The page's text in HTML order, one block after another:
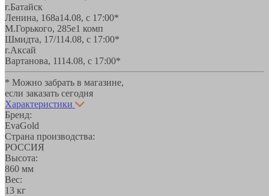
г.Батайск
Ленина, 168а14.08, с 17:00*
М.Горького, 285е1 комп
Шмидта, 17/114.08, с 17:00*
г.Аксай
Вартанова, 1114.08, с 17:00*
* Можно забрать в магазине,
если заказать сегодня
Характеристики
Бренд:
EvaGold
Страна производства:
РОССИЯ
Высота:
860 мм
Вес:
13 кг